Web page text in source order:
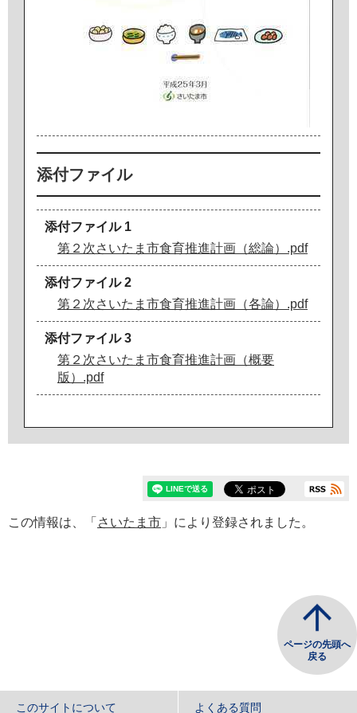
添付ファイル
添付ファイル 1
第２次さいたま市食育推進計画（総論）.pdf
添付ファイル 2
第２次さいたま市食育推進計画（各論）.pdf
添付ファイル 3
第２次さいたま市食育推進計画（概要
版）.pdf
この情報は、「 さいたま市 」により登録されました。
ページの先頭へ
戻る
このサイトについて よくある質問